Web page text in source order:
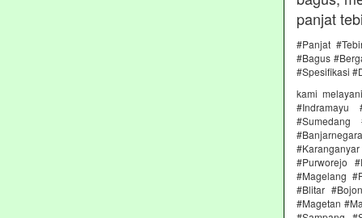
panjat
#Panjat
#Bagus
#Spesifikasi
kami
#Indramayu
#Sumedang
#Purworejo
#Magelang
#Blitar
#Magetan